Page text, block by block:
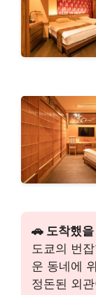
🚗 도착했
도쿄의 번
운 동네에
정돈된 외